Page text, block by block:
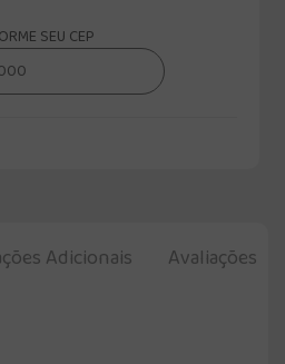
SEU CEP
Adicionais Avaliações